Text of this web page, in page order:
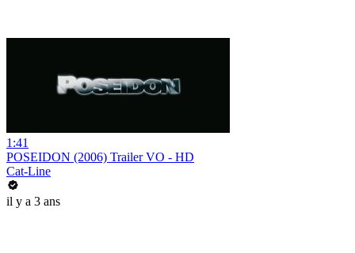
1:41
POSEIDON (2006) Trailer VO - HD
Cat-Line
il y a 3 ans